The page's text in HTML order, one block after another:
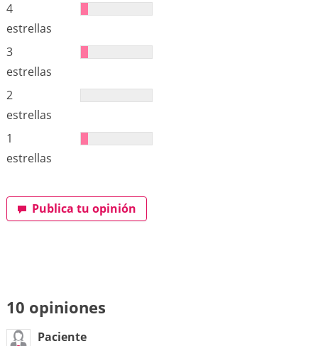
4
estrellas
3
estrellas
2
estrellas
1
estrellas
Publica tu opinión
10 opiniones
Paciente